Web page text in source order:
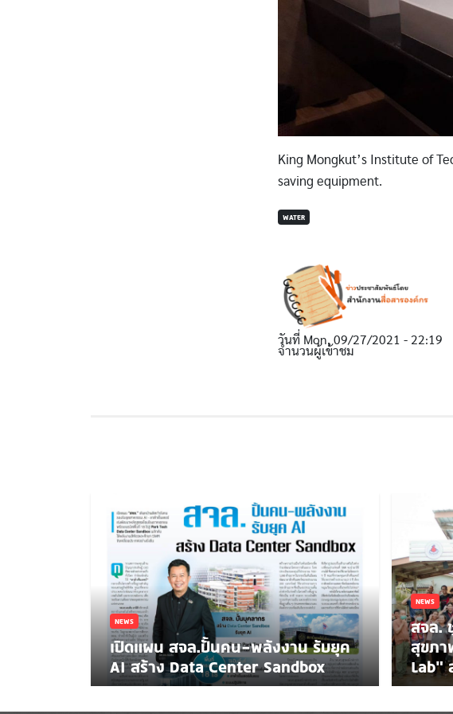
King Mongkut’s Institute of
saving equipment.
WATER
วันที่ Mon, 09/27/2021 - 22:19
จำนวนผู้เข้าชม
NEWS
เปิดแผน สจล.ปั้นคน-พลังงาน รับยุค
AI สร้าง Data Center Sandbox
NEWS
สจล.
สุขภา
Lab”